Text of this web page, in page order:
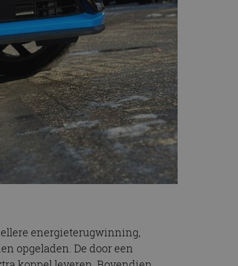
energieterugwinning,
opgeladen. De door een